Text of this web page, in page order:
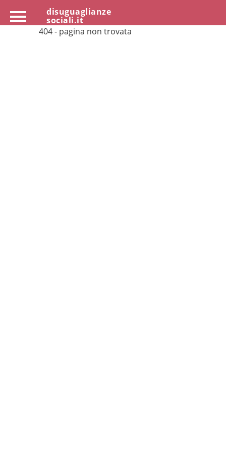
disuguaglianze
sociali.it
404 - pagina non trovata